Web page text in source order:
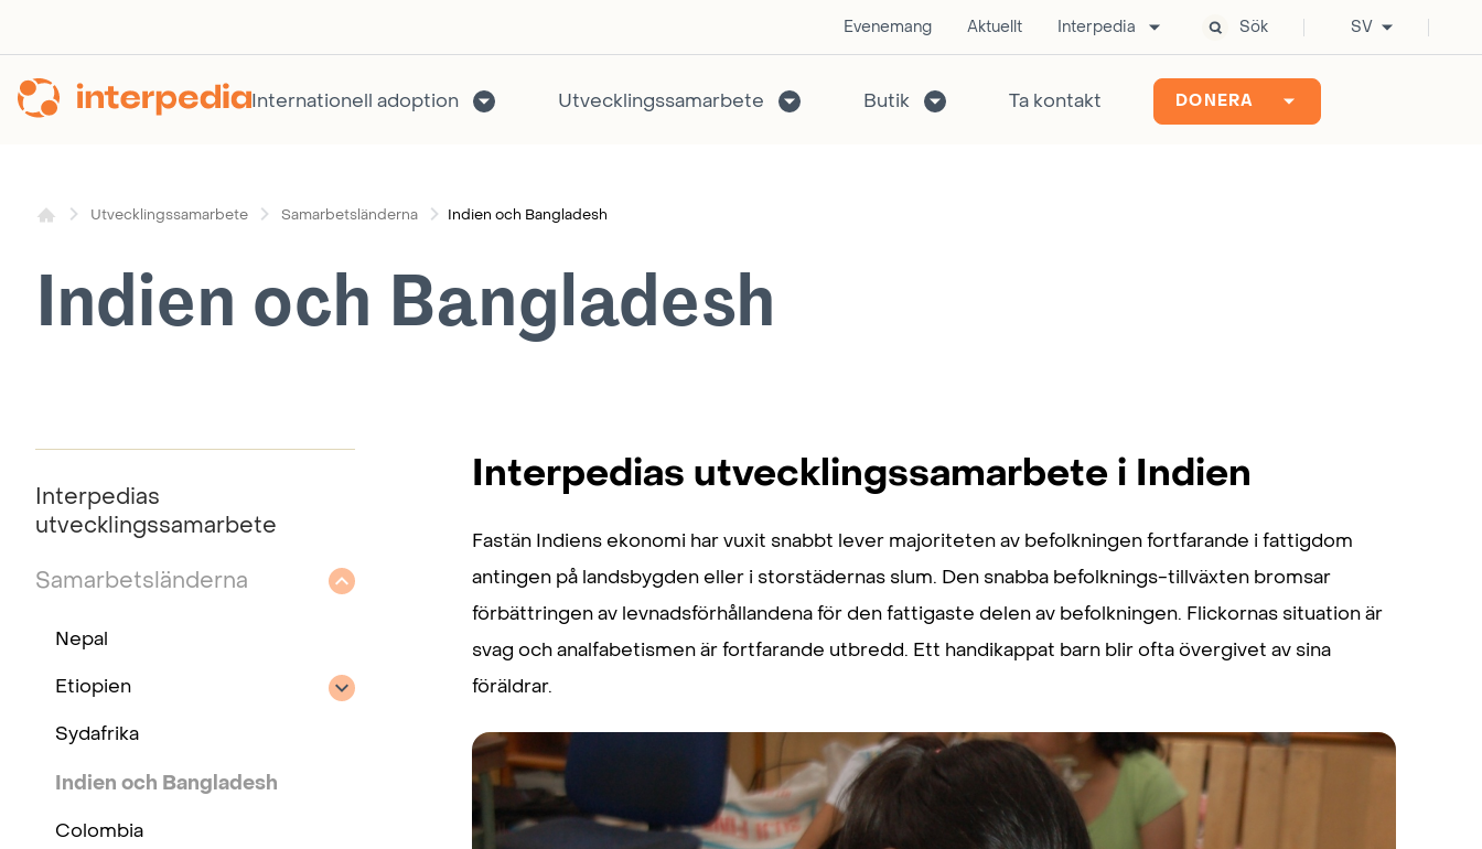
Evenemang Aktuellt Interpedia Sök SV
Internationell adoption Utvecklingssamarbete Butik Ta kontakt DONERA
Utvecklingssamarbete Samarbetsländerna Indien och Bangladesh
Indien och Bangladesh
Interpedias
utvecklingssamarbete
Samarbetsländerna
Nepal
Etiopien
Sydafrika
Indien och Bangladesh
Colombia
Interpedias utvecklingssamarbete i Indien
Fastän Indiens ekonomi har vuxit snabbt lever majoriteten av befolkningen fortfarande i fattigdom
antingen på landsbygden eller i storstädernas slum. Den snabba befolknings-tillväxten bromsar
förbättringen av levnadsförhållandena för den fattigaste delen av befolkningen. Flickornas situation är
svag och analfabetismen är fortfarande utbredd. Ett handikappat barn blir ofta övergivet av sina
föräldrar.